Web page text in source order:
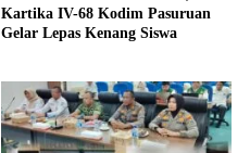
Kartika IV-68 Kodim Pasuruan
Gelar Lepas Kenang Siswa